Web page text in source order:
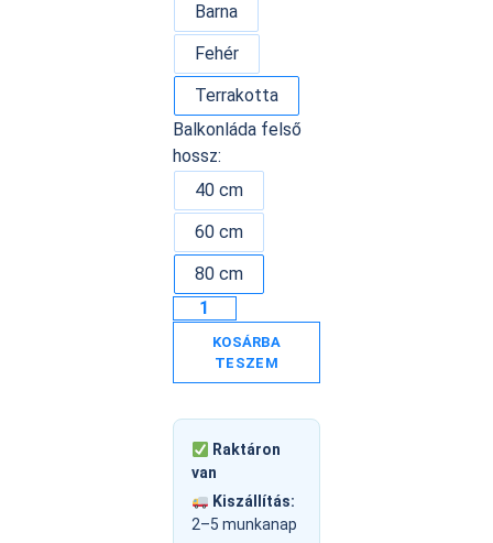
Barna
Fehér
Terrakotta
Balkonláda felső
hossz:
40 cm
60 cm
80 cm
KOSÁRBA
TESZEM
Raktáron
van
Kiszállítás:
2–5 munkanap